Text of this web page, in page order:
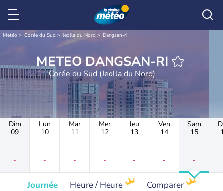
Météo Corée du Sud Jeolla du Nord Dangsan-ri
METEO DANGSAN-RI
Corée du Sud (Jeolla du Nord)
Dim
09
-
-
Lun
10
-
-
Mar
11
-
-
Mer
12
-
-
Jeu
13
-
-
Ven
14
-
-
Sam
15
-
-
Journée Heure / Heure Comparer